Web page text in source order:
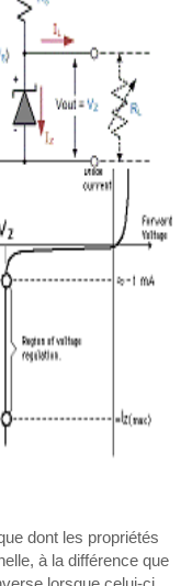
dont les propriétés
à la différence que